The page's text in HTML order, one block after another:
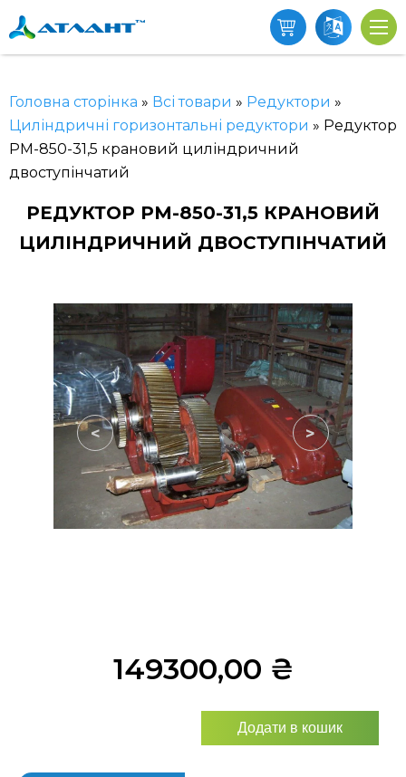
Головна сторінка » Всі товари » Редуктори »
Циліндричні горизонтальні редуктори » Редуктор
РМ-850-31,5 крановий циліндричний
двоступінчатий
РЕДУКТОР РМ-850-31,5 КРАНОВИЙ
ЦИЛІНДРИЧНИЙ ДВОСТУПІНЧАТИЙ
< >
149300,00 ₴
Додати в кошик